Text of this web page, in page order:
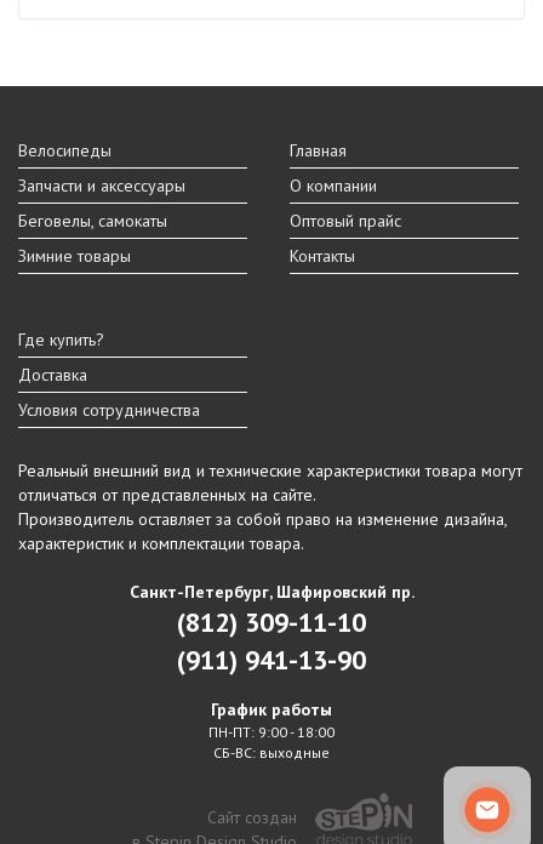
Велосипеды
Запчасти и аксессуары
Беговелы, самокаты
Зимние товары
Главная
О компании
Оптовый прайс
Контакты
Где купить?
Доставка
Условия сотрудничества
Реальный внешний вид и технические характеристики товара могут
отличаться от представленных на сайте.
Производитель оставляет за собой право на изменение дизайна,
характеристик и комплектации товара.
Санкт-Петербург, Шафировский пр.
(812) 309-11-10
(911) 941-13-90
График работы
ПН-ПТ: 9:00 - 18:00
СБ-ВС: выходные
Сайт создан